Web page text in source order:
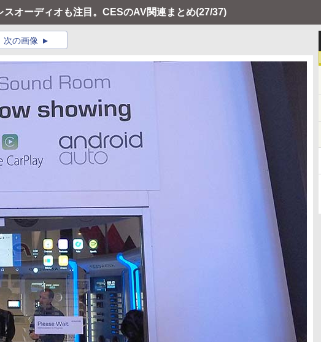
スオーディオも注目。CESのAV関連まとめ(27/37)
次の画像